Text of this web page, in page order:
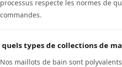
processus respecte les normes de
commandes.
quels types de collections de
Nos maillots de bain sont